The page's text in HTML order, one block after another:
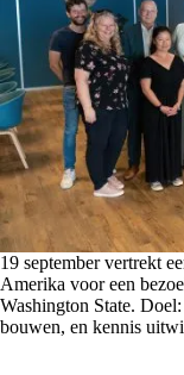
19 september vertrekt
Amerika voor een
Washington State.
bouwen, en kennis